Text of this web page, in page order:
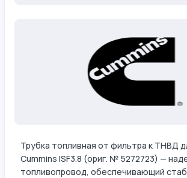
Трубка топливная от фильтра к ТНВД
Cummins ISF3.8 (ориг. № 5272723) —
топливопровод, обеспечивающий